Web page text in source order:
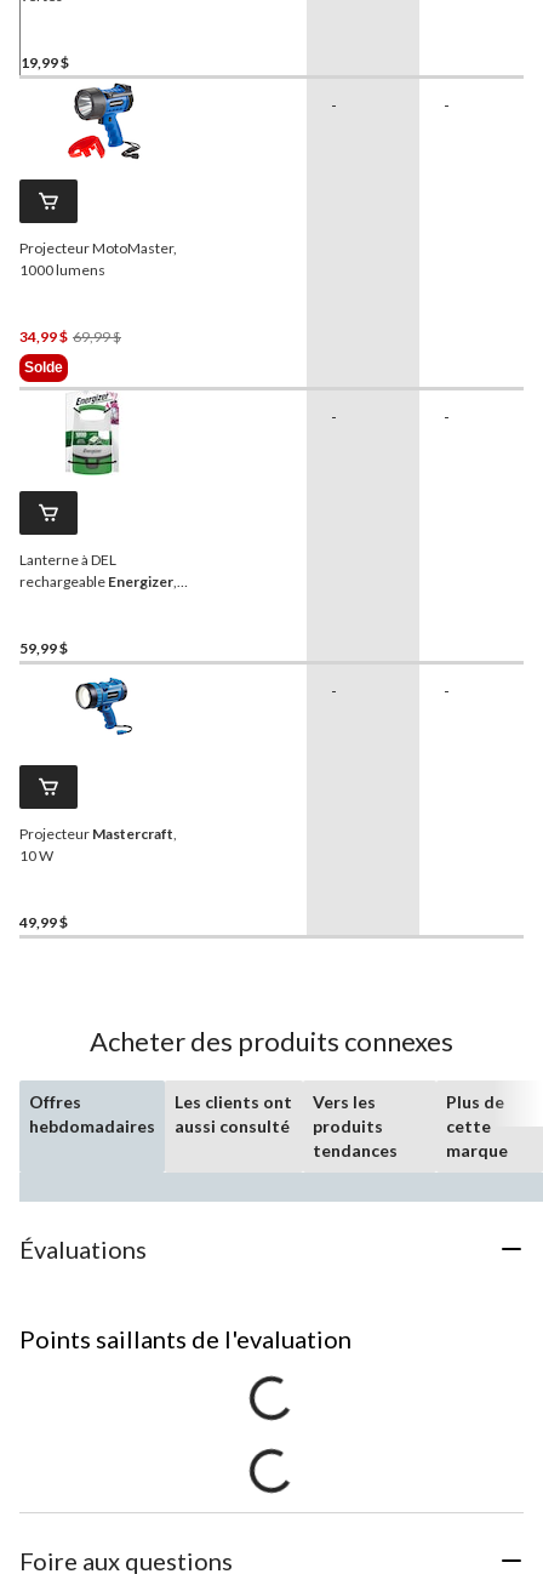
19,99 $
Projecteur MotoMaster,
1000 lumens
34,99 $ 69,99 $Prix
69,99 $
Solde
- -
Lanterne à DEL
rechargeable Energizer
59,99 $
- -
Projecteur Mastercraft
10 W
49,99 $
- -
Acheter des produits connexes
Offres
hebdomadaires
Les clients ont
aussi consulté
Vers les
produits
tendances
Plus de
cette
marque
Évaluations
Points saillants de l'evaluation
Foire aux questions